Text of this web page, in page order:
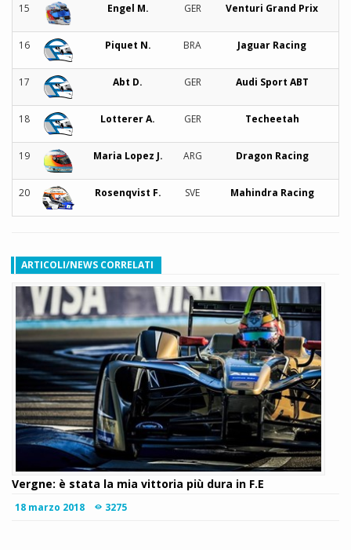
15 Engel M. GER Venturi Grand Prix
16 Piquet N. BRA Jaguar Racing
17 Abt D. GER Audi Sport ABT
18 Lotterer A. GER Techeetah
19 Maria Lopez J. ARG Dragon Racing
20 Rosenqvist F. SVE Mahindra Racing
ARTICOLI/NEWS CORRELATI
Vergne: è stata la mia vittoria più dura in F.E
18 marzo 2018 3275